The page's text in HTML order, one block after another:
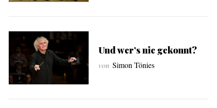
Und wer’s nie gekonnt?
von Simon Tönies
e
a
c
o